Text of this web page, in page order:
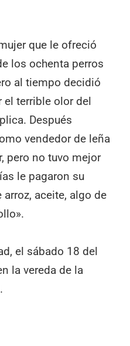
que le ofreció
los ochenta perros
al tiempo decidió
el terrible olor del
Después
vendedor de leña
pero no tuvo mejor
le pagaron su
aceite, algo de
el sábado 18 del
la vereda de la